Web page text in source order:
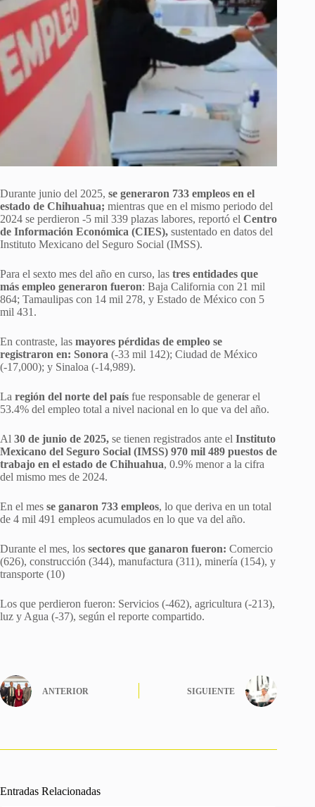
Durante junio del 2025, se generaron 733 empleos en el
estado de Chihuahua; mientras que en el mismo periodo del
2024 se perdieron -5 mil 339 plazas labores, reportó el Centro
de Información Económica (CIES), sustentado en datos del
Instituto Mexicano del Seguro Social (IMSS).
Para el sexto mes del año en curso, las tres entidades que
más empleo generaron fueron: Baja California con 21 mil
864; Tamaulipas con 14 mil 278, y Estado de México con 5
mil 431.
En contraste, las mayores pérdidas de empleo se
registraron en: Sonora (-33 mil 142); Ciudad de México
(-17,000); y Sinaloa (-14,989).
La región del norte del país fue responsable de generar el
53.4% del empleo total a nivel nacional en lo que va del año.
Al 30 de junio de 2025, se tienen registrados ante el Instituto
Mexicano del Seguro Social (IMSS) 970 mil 489 puestos de
trabajo en el estado de Chihuahua, 0.9% menor a la cifra
del mismo mes de 2024.
En el mes se ganaron 733 empleos, lo que deriva en un total
de 4 mil 491 empleos acumulados en lo que va del año.
Durante el mes, los sectores que ganaron fueron: Comercio
(626), construcción (344), manufactura (311), minería (154), y
transporte (10)
Los que perdieron fueron: Servicios (-462), agricultura (-213),
luz y Agua (-37), según el reporte compartido.
ANTERIOR SIGUIENTE
Entradas Relacionadas